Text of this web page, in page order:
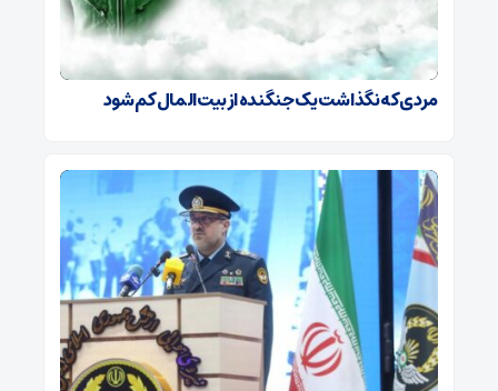
مردی که نگذاشت یک جنگنده از بیت‌المال کم شود